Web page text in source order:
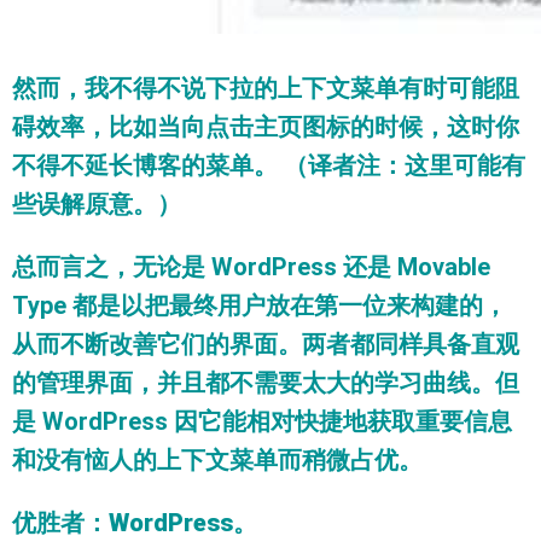
然而，我不得不说下拉的上下文菜单有时可能阻
碍效率，比如当向点击主页图标的时候，这时你
不得不延长博客的菜单。 （译者注：这里可能有
些误解原意。）
总而言之，无论是 WordPress 还是 Movable
Type 都是以把最终用户放在第一位来构建的，
从而不断改善它们的界面。两者都同样具备直观
的管理界面，并且都不需要太大的学习曲线。但
是 WordPress 因它能相对快捷地获取重要信息
和没有恼人的上下文菜单而稍微占优。
优胜者 ： WordPress。